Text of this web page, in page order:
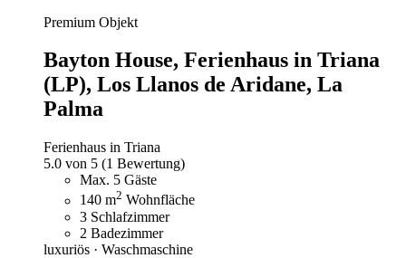
Premium Objekt
Bayton House, Ferienhaus in Triana
(LP), Los Llanos de Aridane, La
Palma
Ferienhaus in Triana
5.0 von 5 (1 Bewertung)
Max. 5 Gäste
140 m2 Wohnfläche
3 Schlafzimmer
2 Badezimmer
luxuriös · Waschmaschine